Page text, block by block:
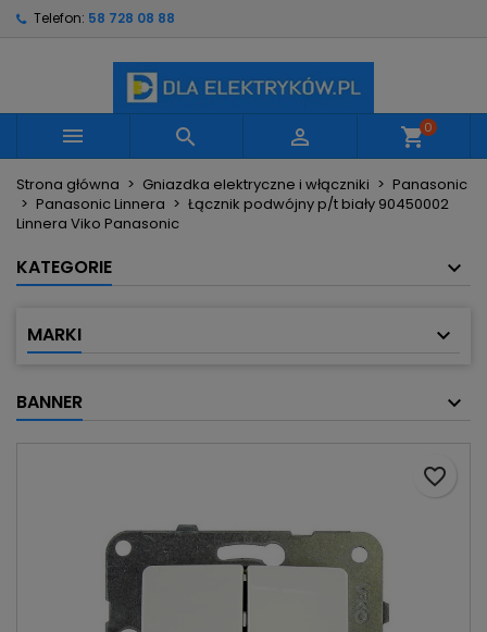
Telefon: 58 728 08 88
   shopping_cart0
Strona główna Gniazdka elektryczne i włączniki
Panasonic
Panasonic Linnera
Łącznik podwójny p/t biały 90450002
Linnera Viko Panasonic
KATEGORIE
MARKI
BANNER
favorite_border
Utwórz nową listę
Nazwa listy życzeń
Anuluj Utwórz listę życzeń
Musisz być zalogowany by zapisać produkty na
swojej liście życzeń.
Anuluj Zaloguj się